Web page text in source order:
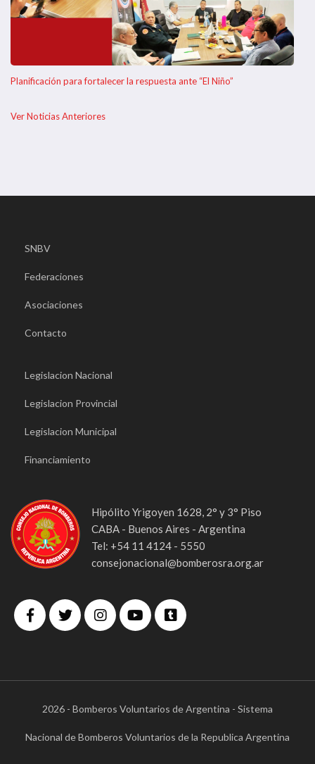
Planificación para fortalecer la respuesta ante “El Niño”
Ver Noticias Anteriores
SNBV
Federaciones
Asociaciones
Contacto
Legislacion Nacional
Legislacion Provincial
Legislacion Municipal
Financiamiento
Hipólito Yrigoyen 1628, 2° y 3° Piso
CABA - Buenos Aires - Argentina
Tel: +54 11 4124 - 5550
consejonacional@bomberosra.org.ar
2026 - Bomberos Voluntarios de Argentina - Sistema
Nacional de Bomberos Voluntarios de la Republica Argentina